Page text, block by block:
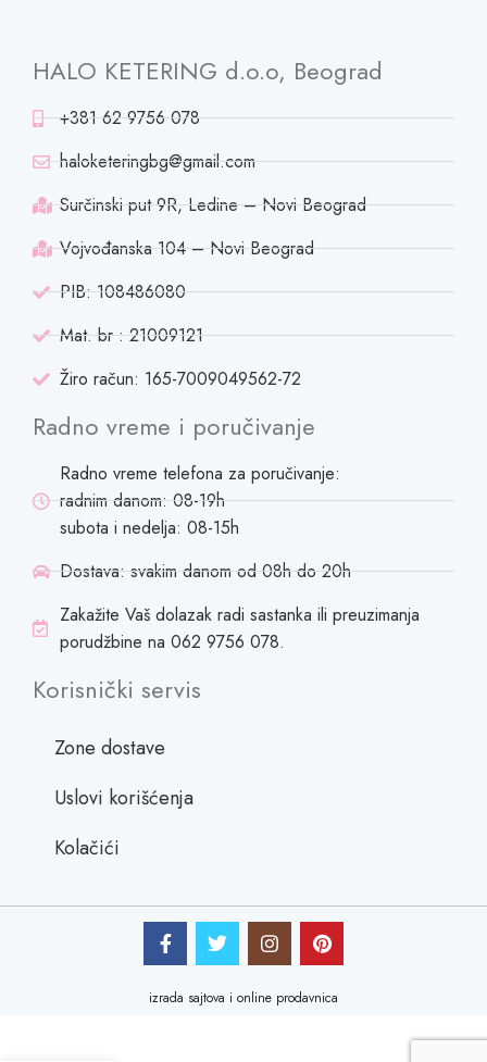
HALO KETERING d.o.o, Beograd
+381 62 9756 078
haloketeringbg@gmail.com
Surčinski put 9R, Ledine – Novi Beograd
Vojvođanska 104 – Novi Beograd
PIB: 108486080
Mat. br : 21009121
Žiro račun: 165-7009049562-72
Radno vreme i poručivanje
Radno vreme telefona za poručivanje:
radnim danom: 08-19h
subota i nedelja: 08-15h
Dostava: svakim danom od 08h do 20h
Zakažite Vaš dolazak radi sastanka ili preuzimanja
porudžbine na 062 9756 078.
Korisnički servis
Zone dostave
Uslovi korišćenja
Kolačići
izrada sajtova i online prodavnica